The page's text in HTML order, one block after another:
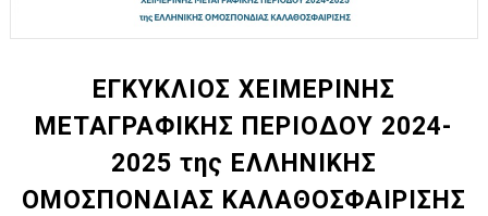
Ο δρόμος για τον 29ο τελικό κυπέλλου ανδρών ΕΣΚΑΝΑ
U21: Τεράστια πρόκριση για τον Πανελευσινιακό στον
Γ΄ανδρών play offs : "Σκληρό" καρύδι η Φιλία Περάματος
ΕΓΚΥΚΛΙΟΣ ΧΕΙΜΕΡΙΝΗΣ
ΜΕΤΑΓΡΑΦΙΚΗΣ ΠΕΡΙΟΔΟΥ 2024-
2025 της ΕΛΛΗΝΙΚΗΣ
ΟΜΟΣΠΟΝΔΙΑΣ ΚΑΛΑΘΟΣΦΑΙΡΙΣΗΣ